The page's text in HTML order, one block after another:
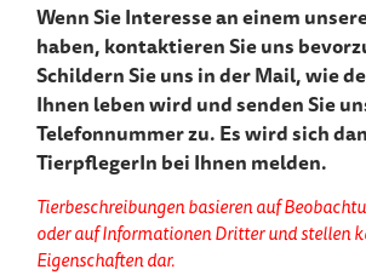
Wenn Sie Interesse an einem
haben, kontaktieren Sie uns
Schildern Sie uns in der Mail, wie
Ihnen leben wird und senden Sie
Telefonnummer zu. Es wird sich
TierpflegerIn bei Ihnen melden.
Tierbeschreibungen basieren auf
oder auf Informationen Dritter und stellen
Eigenschaften dar.